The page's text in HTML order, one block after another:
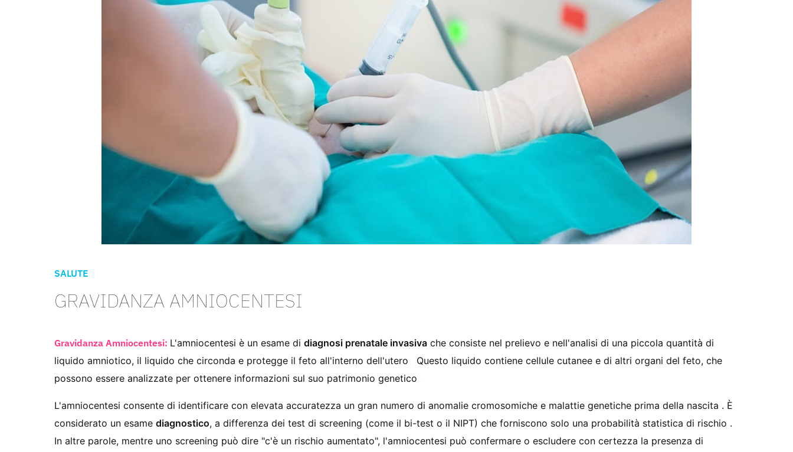
SALUTE
GRAVIDANZA AMNIOCENTESI
Gravidanza Amniocentesi: L'amniocentesi è un esame di diagnosi prenatale invasiva che consiste nel prelievo e nell'analisi di una piccola quantità di
liquido amniotico, il liquido che circonda e protegge il feto all'interno dell'utero
. Questo liquido contiene cellule cutanee e di altri organi del feto, che
possono essere analizzate per ottenere informazioni sul suo patrimonio genetico
L'amniocentesi consente di identificare con elevata accuratezza un gran numero di anomalie cromosomiche e malattie genetiche prima della nascita . È
considerato un esame diagnostico, a differenza dei test di screening (come il bi-test o il NIPT) che forniscono solo una probabilità statistica di rischio .
In altre parole, mentre uno screening può dire "c'è un rischio aumentato", l'amniocentesi può confermare o escludere con certezza la presenza di